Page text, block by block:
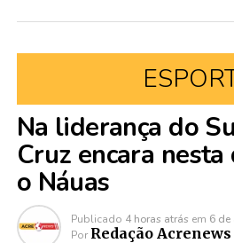
Na liderança do
Cruz encara
o Náuas
Publicado 4 horas atrás em 6 de
Por Redação Acrenews